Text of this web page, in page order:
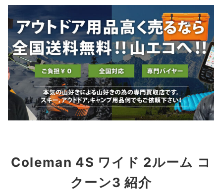
Coleman 4S ワイド 2ルーム コ
クーン3 紹介